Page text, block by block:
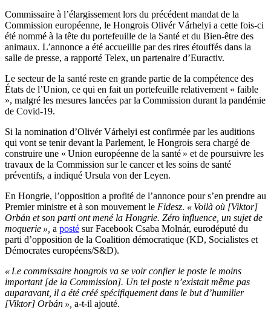
Commissaire à l’élargissement lors du précédent mandat de la
Commission européenne, le Hongrois Olivér Várhelyi a cette fois-ci
été nommé à la tête du portefeuille de la Santé et du Bien-être des
animaux. L’annonce a été accueillie par des rires étouffés dans la
salle de presse, a rapporté Telex, un partenaire d’Euractiv.
Le secteur de la santé reste en grande partie de la compétence des
États de l’Union, ce qui en fait un portefeuille relativement « faible
», malgré les mesures lancées par la Commission durant la pandémie
de Covid-19.
Si la nomination d’Olivér Várhelyi est confirmée par les auditions
qui vont se tenir devant la Parlement, le Hongrois sera chargé de
construire une « Union européenne de la santé » et de poursuivre les
travaux de la Commission sur le cancer et les soins de santé
préventifs, a indiqué Ursula von der Leyen.
En Hongrie, l’opposition a profité de l’annonce pour s’en prendre au
Premier ministre et à son mouvement le Fidesz. « Voilà où [Viktor]
Orbán et son parti ont mené la Hongrie. Zéro influence, un sujet de
moquerie », a posté sur Facebook Csaba Molnár, eurodéputé du
parti d’opposition de la Coalition démocratique (KD, Socialistes et
Démocrates européens/S&D).
« Le commissaire hongrois va se voir confier le poste le moins
important [de la Commission]. Un tel poste n’existait même pas
auparavant, il a été créé spécifiquement dans le but d’humilier
[Viktor] Orbán », a-t-il ajouté.